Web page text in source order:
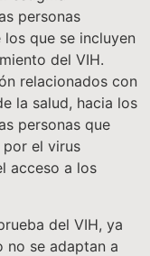
personas
que se incluyen
del VIH.
relacionados con
la salud, hacia los
personas que
el virus
acceso a los
del VIH, ya
no se adaptan a